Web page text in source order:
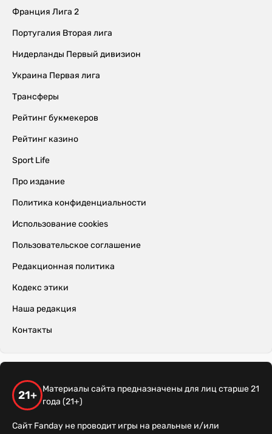
Франция Лига 2
Португалия Вторая лига
Нидерланды Первый дивизион
Украина Первая лига
Трансферы
Рейтинг букмекеров
Рейтинг казино
Sport Life
Про издание
Политика конфиденциальности
Использование cookies
Пользовательское соглашение
Редакционная политика
Кодекс этики
Наша редакция
Контакты
21+
Материалы сайта предназначены для лиц старше 21
года (21+)
Сайт Fanday не проводит игры на реальные и/или